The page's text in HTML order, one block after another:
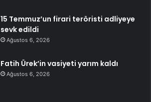
15 Temmuz’un firari teröristi adliyeye
sevk edildi
Ağustos 6, 2026
Fatih Ürek’in vasiyeti yarım kaldı
Ağustos 6, 2026